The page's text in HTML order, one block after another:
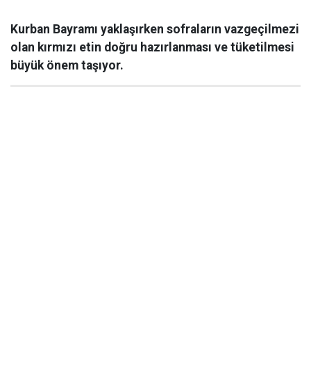
Kurban Bayramı yaklaşırken sofraların vazgeçilmezi
olan kırmızı etin doğru hazırlanması ve tüketilmesi
büyük önem taşıyor.